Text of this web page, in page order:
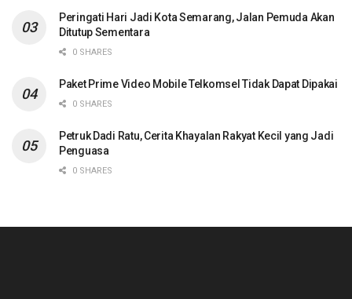
Peringati Hari Jadi Kota Semarang, Jalan Pemuda Akan
Ditutup Sementara
0 SHARES
Paket Prime Video Mobile Telkomsel Tidak Dapat Dipakai
0 SHARES
Petruk Dadi Ratu, Cerita Khayalan Rakyat Kecil yang Jadi
Penguasa
0 SHARES